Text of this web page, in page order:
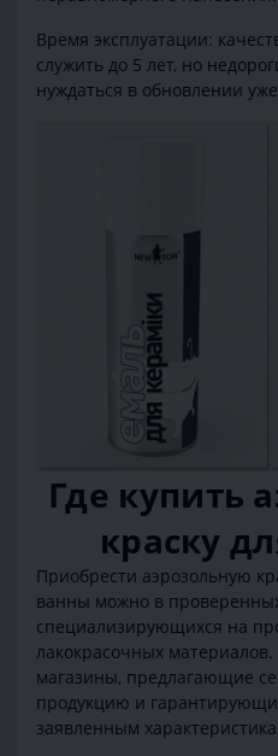
Время эксплуатации:
служить до 5 лет, но
нуждаться в обновлении
Где купить
краску
Приобрести аэрозольную
ванны можно в
специализирующихся на
лакокрасочных
магазины, предлагающие
продукцию и
заявленным